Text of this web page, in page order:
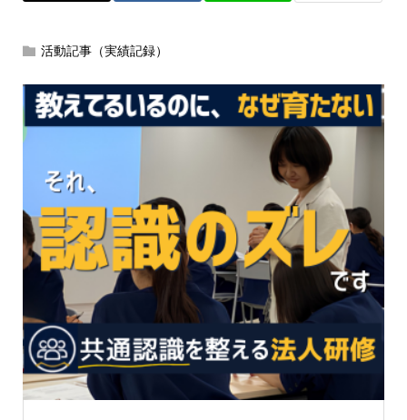
活動記事（実績記録）